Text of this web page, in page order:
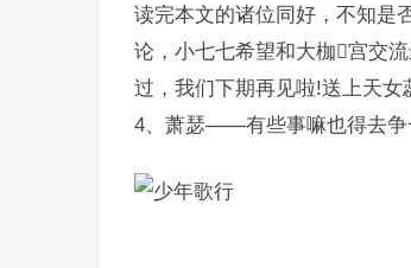
读完本文的诸位同好，不知是
论，小七七希望和大枷宫交
过，我们下期再见啦!送上天女
4、萧瑟——有些事嘛也得去争